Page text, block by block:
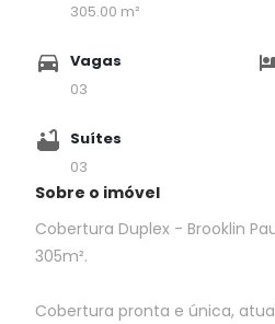
305.00 m²
Vagas
03
Suítes
03
Sobre o imóvel
Cobertura Duplex - Brooklin
305m².
Cobertura pronta e única,